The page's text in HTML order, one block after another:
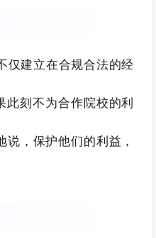
仅建立在合规合法的经
此刻不为合作院校的利
，保护他们的利益，